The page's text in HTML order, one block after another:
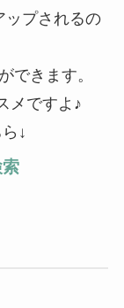
ップされるの
できます。
メですよ♪
↓